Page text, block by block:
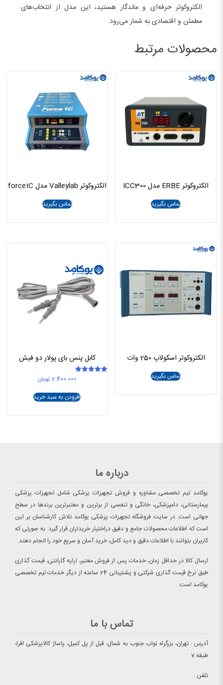
الکتروکوتر حرفه‌ای و ماندگار هستید، این مدل از انتخاب‌های
مطمئن و اقتصادی به شمار می‌رود.
محصولات مرتبط
الکتروکوتر ERBE مدل ICC300
تماس بگیرید
الکتروکوتر Valleylab مدل force1C
تماس بگیرید
الکتروکوتر اسکولاپ 250 وات
تماس بگیرید
کابل پنس بای پولار دو فیش
2.400.000 تومان
افزودن به سبد خرید
درباره ما
یوکامد تیم تخصصی مشاوره و فروش تجهیزات پزشکی شامل تجهیزات پزشکی
بیمارستانی، دامپزشکی، خانگی و تنفسی از برترین و معتبرترین برندها در سطح
جهانی است. در سایت فروشگاه تجهیزات پزشکی یوکامد تلاش کارشناسان بر این
است که اطلاعات محصولات جامع و دقیق دراختیار خریداران قرار گیرد. به صورتی که
کاربران بتوانند با اطلاعات دقیق و دید کامل، خرید آسان و سریع خود را انجام دهند.
ارسال کالا در حداقل زمان، خدمات پس از فروش معتبر، ارایه گارانتی، قیمت گذاری
طبق نرخ قیمت گذاری شرکتی و پشتیبانی 24 ساعته از دیگر خدمات تیم تخصصی
یوکامد است.
تماس با ما
آدرس : تهران، بزرگراه نواب جنوب به شمال، قبل از پل کمیل، پاساژ کالاپزشکی افرا،
طبقه 7
تلفن :